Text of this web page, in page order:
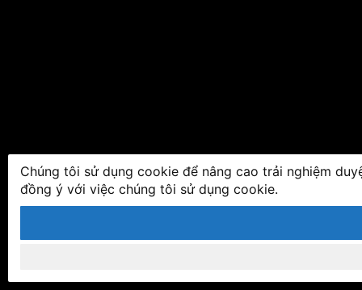
Chúng tôi sử dụng cookie để nâng cao trải nghiệm
đồng ý với việc chúng tôi sử dụng cookie.